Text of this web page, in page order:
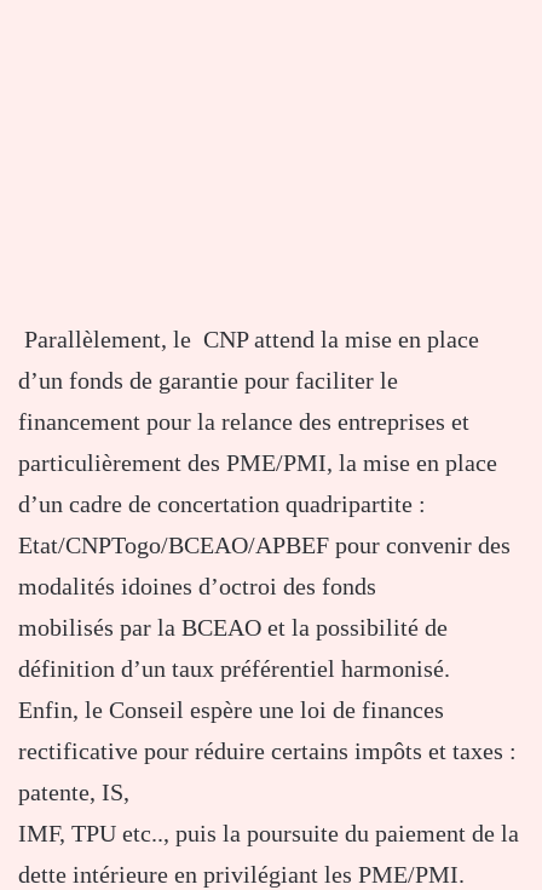
Parallèlement, le CNP attend la mise en place
d’un fonds de garantie pour faciliter le
financement pour la relance des entreprises et
particulièrement des PME/PMI, la mise en place
d’un cadre de concertation quadripartite :
Etat/CNPTogo/BCEAO/APBEF pour convenir des
modalités idoines d’octroi des fonds
mobilisés par la BCEAO et la possibilité de
définition d’un taux préférentiel harmonisé.
Enfin, le Conseil espère une loi de finances
rectificative pour réduire certains impôts et taxes :
patente, IS,
IMF, TPU etc.., puis la poursuite du paiement de la
dette intérieure en privilégiant les PME/PMI.